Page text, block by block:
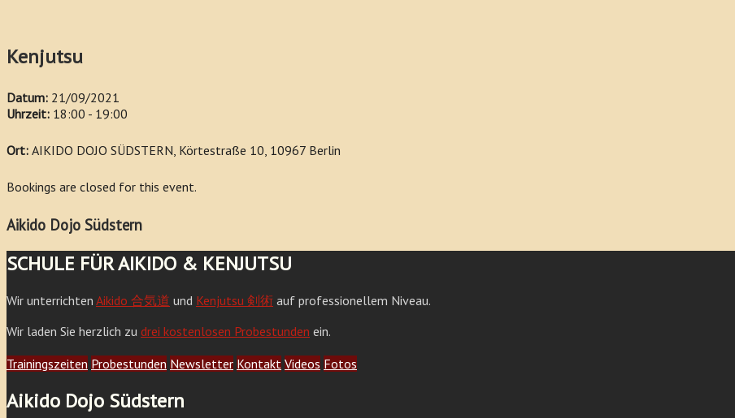
Kenjutsu
Datum: 21/09/2021
Uhrzeit: 18:00 - 19:00
Ort: AIKIDO DOJO SÜDSTERN, Körtestraße 10, 10967 Berlin
Bookings are closed for this event.
Aikido Dojo Südstern
SCHULE FÜR AIKIDO & KENJUTSU
Wir unterrichten Aikido 合気道 und Kenjutsu 剣術 auf professionellem Niveau.
Wir laden Sie herzlich zu drei kostenlosen Probestunden ein.
Trainingszeiten Probestunden Newsletter Kontakt Videos Fotos
Aikido Dojo Südstern